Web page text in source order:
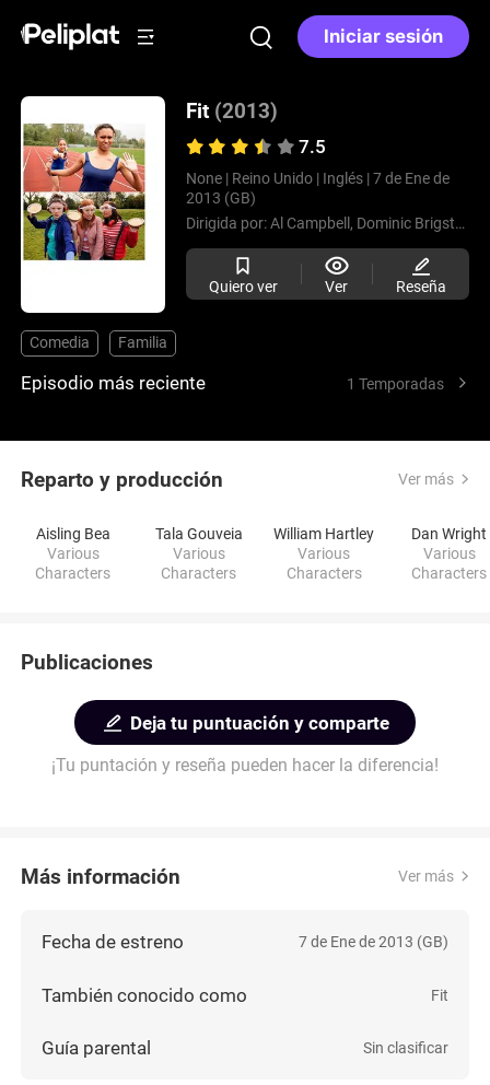
Iniciar sesión
Fit (2013)
7.5
None | Reino Unido | Inglés | 7 de Ene de
2013 (GB)
Dirigida por:Al Campbell, Dominic Brigstocke
Quiero ver Ver Reseña
Comedia Familia
Episodio más reciente 1 Temporadas
Reparto y producción Ver más
Aisling Bea
Various
Characters
Tala Gouveia
Various
Characters
William Hartley
Various
Characters
Dan Wright
Various
Characters
Publicaciones
Deja tu puntuación y comparte
¡Tu puntación y reseña pueden hacer la diferencia!
Más información Ver más
Fecha de estreno 7 de Ene de 2013 (GB)
También conocido como Fit
Guía parental Sin clasificar